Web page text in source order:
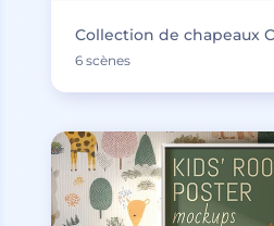
Collection de chapeaux
6 scènes